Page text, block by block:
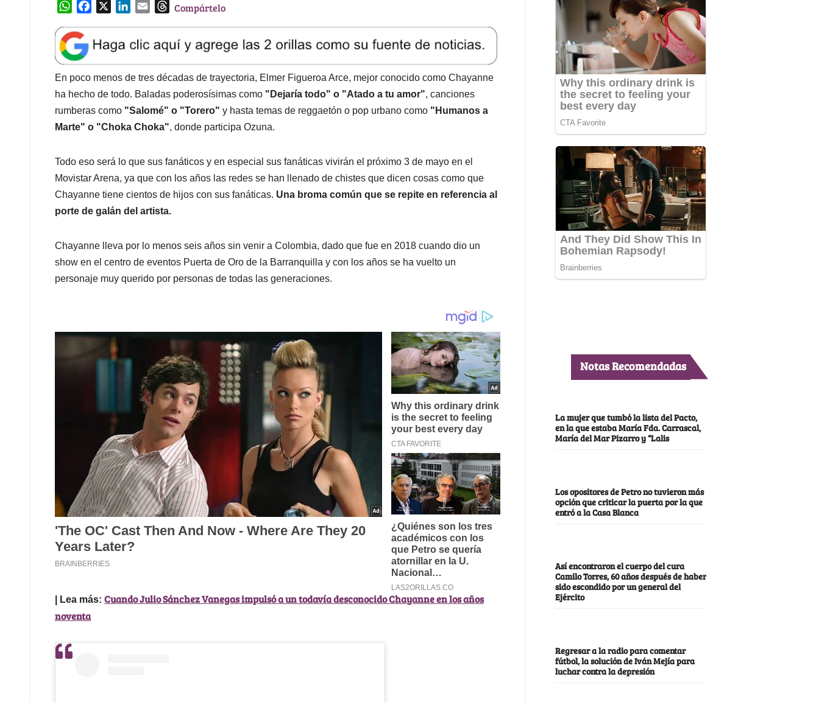
W
a
t
s
A
p
p
e
b
o
o
k
k
e
d
I
n
l
T
e
a
d
s
Compártelo
En poco menos de tres décadas de trayectoria, Elmer Figueroa Arce, mejor conocido como Chayanne
ha hecho de todo. Baladas poderosísimas como "Dejaría todo" o "Atado a tu amor", canciones
rumberas como "Salomé" o "Torero" y hasta temas de reggaetón o pop urbano como "Humanos a
Marte" o "Choka Choka", donde participa Ozuna.
Todo eso será lo que sus fanáticos y en especial sus fanáticas vivirán el próximo 3 de mayo en el
Movistar Arena, ya que con los años las redes se han llenado de chistes que dicen cosas como que
Chayanne tiene cientos de hijos con sus fanáticas. Una broma común que se repite en referencia al
porte de galán del artista.
Chayanne lleva por lo menos seis años sin venir a Colombia, dado que fue en 2018 cuando dio un
show en el centro de eventos Puerta de Oro de la Barranquilla y con los años se ha vuelto un
personaje muy querido por personas de todas las generaciones.
| Lea más: Cuando Julio Sánchez Vanegas impulsó a un todavía desconocido Chayanne en los años
noventa
Notas Recomendadas
La mujer que tumbó la lista del Pacto,
en la que estaba María Fda. Carrascal,
María del Mar Pizarro y “Lalis
Los opositores de Petro no tuvieron más
opción que criticar la puerta por la que
entró a la Casa Blanca
Así encontraron el cuerpo del cura
Camilo Torres, 60 años después de haber
sido escondido por un general del
Ejército
Regresar a la radio para comentar
fútbol, la solución de Iván Mejía para
luchar contra la depresión